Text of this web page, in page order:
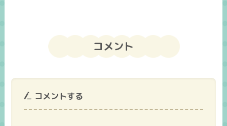
コメント
コメントする